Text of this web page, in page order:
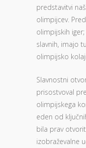
predstavitvi
olimpijcev.
olimpijskih
slavnih, imajo
olimpijsko
Slavnostni
prisostvoval
olimpijskega
eden od
bila prav
izobraževalne